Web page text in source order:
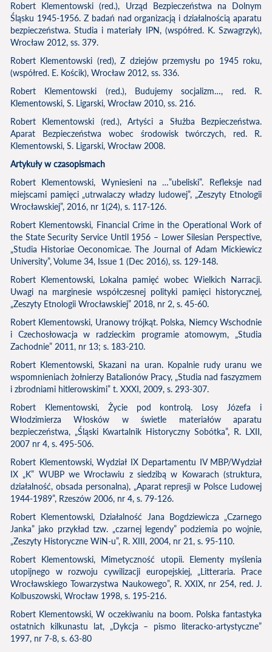
Robert Klementowski (red.), Urząd Bezpieczeństwa na Dolnym
Śląsku 1945-1956. Z badań nad organizacją i działalnością aparatu
bezpieczeństwa. Studia i materiały IPN, (współred. K. Szwagrzyk),
Wrocław 2012, ss. 379.
Robert Klementowski (red), Z dziejów przemysłu po 1945 roku,
(współred. E. Kościk), Wrocław 2012, ss. 336.
Robert Klementowski (red.), Budujemy socjalizm…, red. R.
Klementowski, S. Ligarski, Wrocław 2010, ss. 216.
Robert Klementowski (red.), Artyści a Służba Bezpieczeństwa.
Aparat Bezpieczeństwa wobec środowisk twórczych, red. R.
Klementowski, S. Ligarski, Wrocław 2008.
Artykuły w czasopismach
Robert Klementowski, Wyniesieni na …”ubeliski”. Refleksje nad
miejscami pamięci „utrwalaczy władzy ludowej”, „Zeszyty Etnologii
Wrocławskiej”, 2016, nr 1(24), s. 117-126.
Robert Klementowski, Financial Crime in the Operational Work of
the State Security Service Until 1956 – Lower Silesian Perspective,
„Studia Historiae Oeconomicae. The Journal of Adam Mickiewicz
University”, Volume 34, Issue 1 (Dec 2016), ss. 129-148.
Robert Klementowski, Lokalna pamięć wobec Wielkich Narracji.
Uwagi na marginesie współczesnej polityki pamięci historycznej,
„Zeszyty Etnologii Wrocławskiej” 2018, nr 2, s. 45-60.
Robert Klementowski, Uranowy trójkąt. Polska, Niemcy Wschodnie
i Czechosłowacja w radzieckim programie atomowym, „Studia
Zachodnie” 2011, nr 13; s. 183-210.
Robert Klementowski, Skazani na uran. Kopalnie rudy uranu we
wspomnieniach żołnierzy Batalionów Pracy, „Studia nad faszyzmem
i zbrodniami hitlerowskimi” t. XXXI, 2009, s. 293-307.
Robert Klementowski, Życie pod kontrolą. Losy Józefa i
Włodzimierza Włosków w świetle materiałów aparatu
bezpieczeństwa, „Śląski Kwartalnik Historyczny Sobótka”, R. LXII,
2007 nr 4, s. 495-506.
Robert Klementowski, Wydział IX Departamentu IV MBP/Wydział
IX „K” WUBP we Wrocławiu z siedzibą w Kowarach (struktura,
działalność, obsada personalna), „Aparat represji w Polsce Ludowej
1944-1989”, Rzeszów 2006, nr 4, s. 79-126.
Robert Klementowski, Działalność Jana Bogdziewicza „Czarnego
Janka” jako przykład tzw. „czarnej legendy” podziemia po wojnie,
„Zeszyty Historyczne WiN-u”, R. XIII, 2004, nr 21, s. 95-110.
Robert Klementowski, Mimetyczność utopii. Elementy myślenia
utopijnego w rozwoju cywilizacji europejskiej, „Litteraria. Prace
Wrocławskiego Towarzystwa Naukowego”, R. XXIX, nr 254, red. J.
Kolbuszowski, Wrocław 1998, s. 195-216.
Robert Klementowski, W oczekiwaniu na boom. Polska fantastyka
ostatnich kilkunastu lat, „Dykcja – pismo literacko-artystyczne”
1997, nr 7-8, s. 63-80